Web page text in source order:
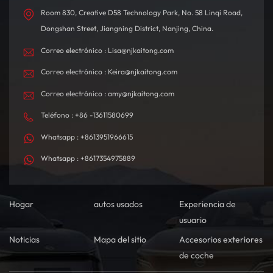
Room 830, Creative D58 Technology Park, No. 58 Linqi Road,
Dongshan Street, Jiangning District, Nanjing, China.
Correo electrónico : Lisa@njkaitong.com
Correo electrónico : Keira@njkaitong.com
Correo electrónico : amy@njkaitong.com
Teléfono : +86 -13611580699
Whatsapp : +8613951966615
Whatsapp : +8617354975889
Hogar autos usados
Experiencia de
usuario
Noticias
Mapa del sitio
Accesorios exteriores
de coche